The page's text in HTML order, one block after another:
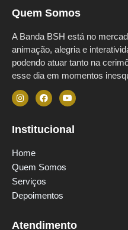
Quem Somos
A Banda BSH está no
animação, alegria e
podendo atuar tanto na
esse dia em momentos
Institucional
Home
Quem Somos
Serviços
Depoimentos
Atendimento